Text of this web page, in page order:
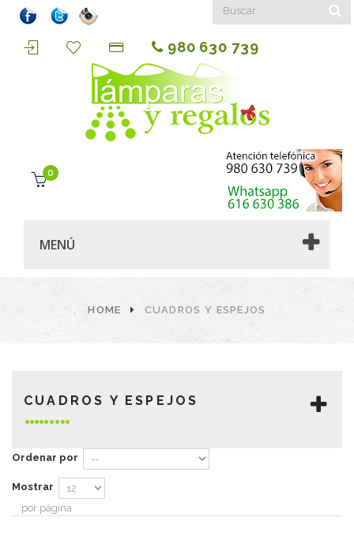
980 630 739
0
MENÚ
HOME CUADROS Y ESPEJOS
CUADROS Y ESPEJOS
Ordenar por
Mostrar
por página